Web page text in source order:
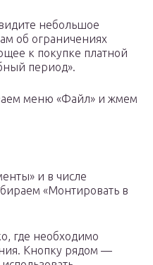
небольшое
об ограничениях
к покупке платной
период».
меню «Файл» и жмем
и в числе
«Монтировать в
где необходимо
Кнопку рядом —